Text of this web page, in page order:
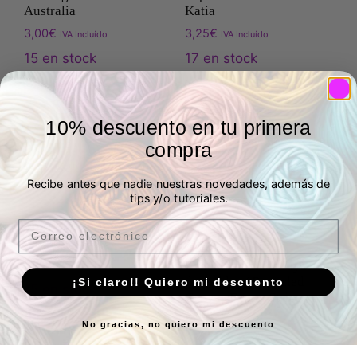
Australia
3,00€ IVA Incluído
15 en stock
Añadir al carrito
Katia
3,25€ IVA Incluído
17 en stock
Añadir al carrito
Muselina turquesa con
topos de colores
3,00€ IVA Incluído
15 en stock
Añadir al carrito
Loneta reciclada rayas
divertidas / Recycled
Canvas Funny Stripes
Salinas
4,00€
10% descuento en tu primera
compra
Recibe antes que nadie nuestras novedades, además de
tips y/o tutoriales.
Email
¡Si claro!! Quiero mi descuento
No gracias, no quiero mi descuento